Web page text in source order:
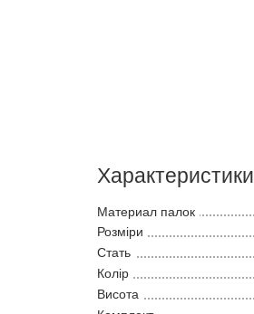
Характеристики
Материал палок
Розміри
Стать
Колір
Висота